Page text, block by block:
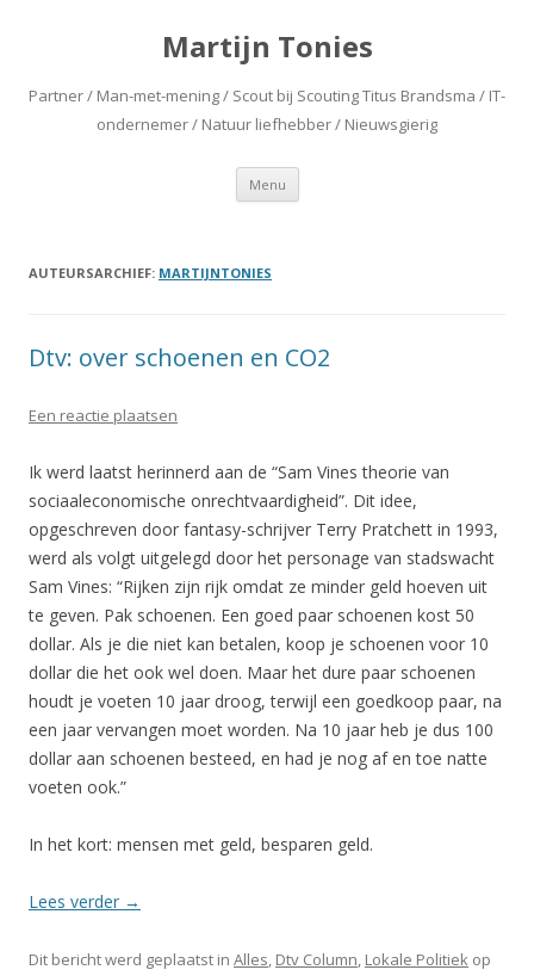
Martijn Tonies
Partner / Man-met-mening / Scout bij Scouting Titus Brandsma / IT-
ondernemer / Natuur liefhebber / Nieuwsgierig
Menu Spring naar de inhoud
AUTEURSARCHIEF: MARTIJNTONIES
Dtv: over schoenen en CO2
Een reactie plaatsen
Ik werd laatst herinnerd aan de “Sam Vines theorie van
sociaaleconomische onrechtvaardigheid”. Dit idee,
opgeschreven door fantasy-schrijver Terry Pratchett in 1993,
werd als volgt uitgelegd door het personage van stadswacht
Sam Vines: “Rijken zijn rijk omdat ze minder geld hoeven uit
te geven. Pak schoenen. Een goed paar schoenen kost 50
dollar. Als je die niet kan betalen, koop je schoenen voor 10
dollar die het ook wel doen. Maar het dure paar schoenen
houdt je voeten 10 jaar droog, terwijl een goedkoop paar, na
een jaar vervangen moet worden. Na 10 jaar heb je dus 100
dollar aan schoenen besteed, en had je nog af en toe natte
voeten ook.”
In het kort: mensen met geld, besparen geld.
Lees verder →
Dit bericht werd geplaatst in Alles, Dtv Column, Lokale Politiek op